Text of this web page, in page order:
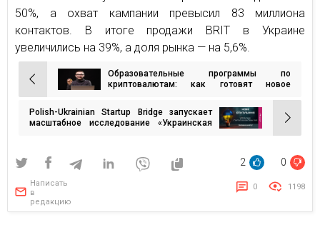
50%, а охват кампании превысил 83 миллиона
контактов. В итоге продажи BRIT в Украине
увеличились на 39%, а доля рынка — на 5,6%.
Навигация
по
записям
Образовательные программы по
криптовалютам: как готовят новое
Polish-Ukrainian Startup Bridge запускает
масштабное исследование «Украинская
2 0
Написать
в
редакцию
0 1198